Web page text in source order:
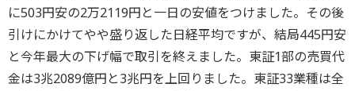
に503円安の2万2119円と一日の安値をつけました。その後
引けにかけてやや盛り返した日経平均ですが、結局445円安
と今年最大の下げ幅で取引を終えました。東証1部の売買代
金は3兆2089億円と3兆円を上回りました。東証33業種は全